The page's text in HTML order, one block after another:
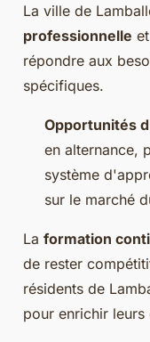
La ville de
professionnelle
répondre aux
spécifiques.
Opportunités
en alternance,
système
sur le marché
La formation
de rester
résidents de
pour enrichir